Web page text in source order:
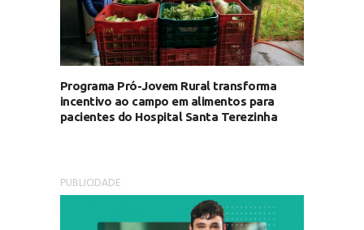
Programa Pró-Jovem Rural transforma
incentivo ao campo em alimentos para
pacientes do Hospital Santa Terezinha
PUBLICIDADE